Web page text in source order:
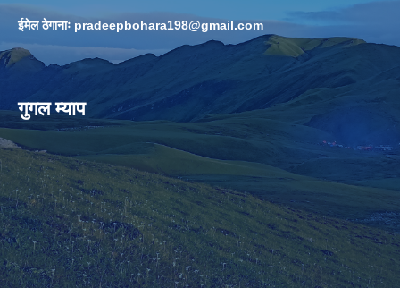
ईमेल ठेगानाः pradeepbohara198@gmail.com
गुगल म्याप